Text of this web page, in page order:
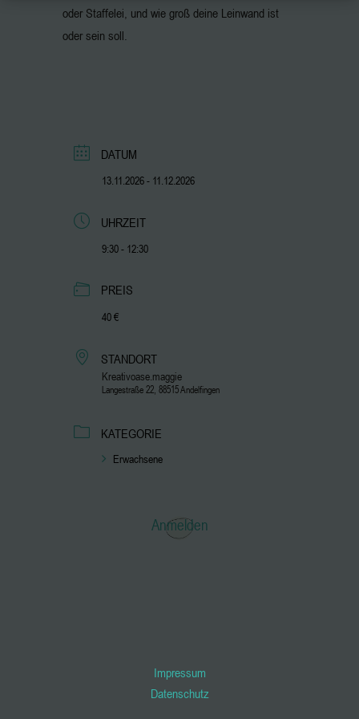
oder Staffelei, und wie groß deine Leinwand ist
oder sein soll.
DATUM
13.11.2026- 11.12.2026
UHRZEIT
9:30 - 12:30
PREIS
40 €
STANDORT
Kreativoase.maggie
Langestraße 22, 88515 Andelfingen
KATEGORIE
Erwachsene
Anmelden
Impressum
Datenschutz